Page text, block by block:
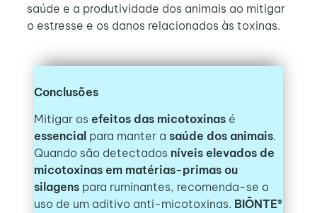
saúde e a produtividade dos animais ao mitigar
o estresse e os danos relacionados às toxinas.
Conclusões
Mitigar os efeitos das micotoxinasé
essencial para manter a saúde dos animais.
Quando são detectados níveis elevados de
micotoxinas em matérias-primas ou
silagenspara ruminantes, recomenda-se o
uso de um aditivo anti-micotoxinas. BIŌNTE®